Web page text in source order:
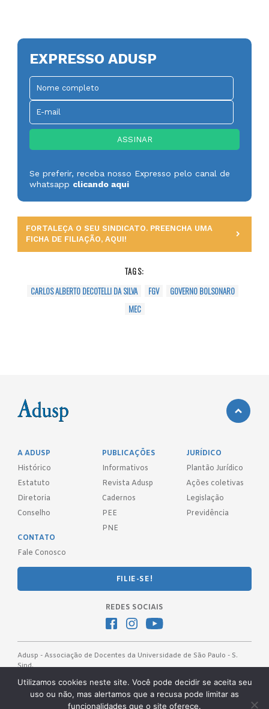
EXPRESSO ADUSP
Se preferir, receba nosso Expresso pelo canal de
whatsapp clicando aqui
FORTALEÇA O SEU SINDICATO. PREENCHA UMA
FICHA DE FILIAÇÃO, AQUI!
TAGS:
CARLOS ALBERTO DECOTELLI DA SILVA
FGV
GOVERNO BOLSONARO
MEC
A ADUSP
Histórico
Estatuto
Diretoria
Conselho
PUBLICAÇÕES
Informativos
Revista Adusp
Cadernos
PEE
PNE
JURÍDICO
Plantão Jurídico
Ações coletivas
Legislação
Previdência
CONTATO
Fale Conosco
FILIE-SE!
REDES SOCIAIS
Adusp - Associação de Docentes da Universidade de São Paulo - S.
Sind.
Av. Prof. Almeida Prado, 1366 - São Paulo, SP - CEP 05508-070
Telefones: (11) 3091-4465 / 66 ● (11) 3813-5573 ● (11) 3815-9245 ●
(11) 3814-1715 ● (11) 3032-5950
Utilizamos cookies neste site. Você pode decidir se aceita seu
uso ou não, mas alertamos que a recusa pode limitar as
funcionalidades que o site oferece.